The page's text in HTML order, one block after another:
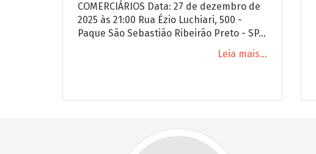
COMERCIÁRIOS Data: 27 de dezembro de
2025 às 21:00 Rua Ézio Luchiari, 500 -
Paque São Sebastião Ribeirão Preto - SP...
Leia mais...